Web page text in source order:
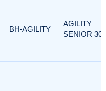
BH-AGILITY
AGILITY
SENIOR 300